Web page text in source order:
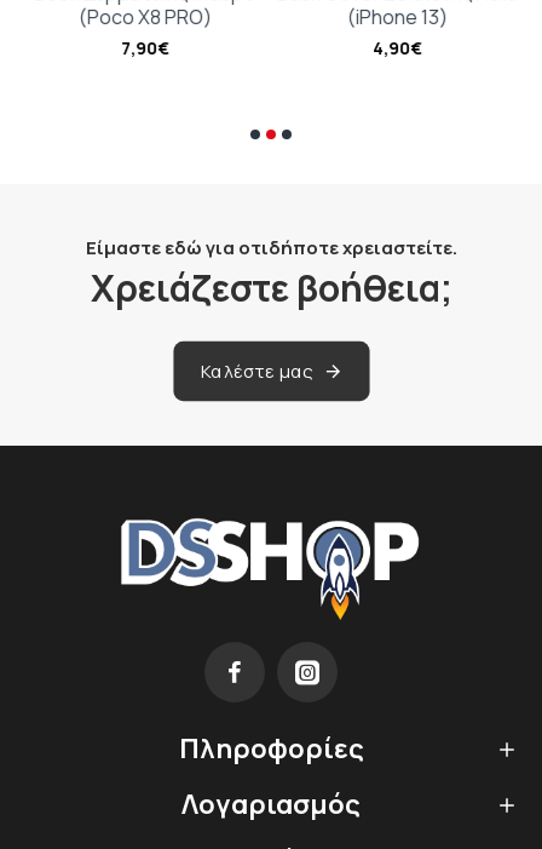
(Poco X8 PRO)
7,90€
(iPhone 13)
4,90€
Είμαστε εδώ για οτιδήποτε χρειαστείτε.
Χρειάζεστε βοήθεια;
Καλέστε μας
Πληροφορίες
Λογαριασμός